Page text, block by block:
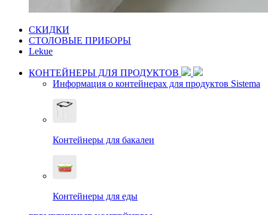
СКИДКИ
СТОЛОВЫЕ ПРИБОРЫ
Lekue
КОНТЕЙНЕРЫ ДЛЯ ПРОДУКТОВ
Информация о контейнерах для продуктов Sistema
Контейнеры для бакалеи
Контейнеры для еды